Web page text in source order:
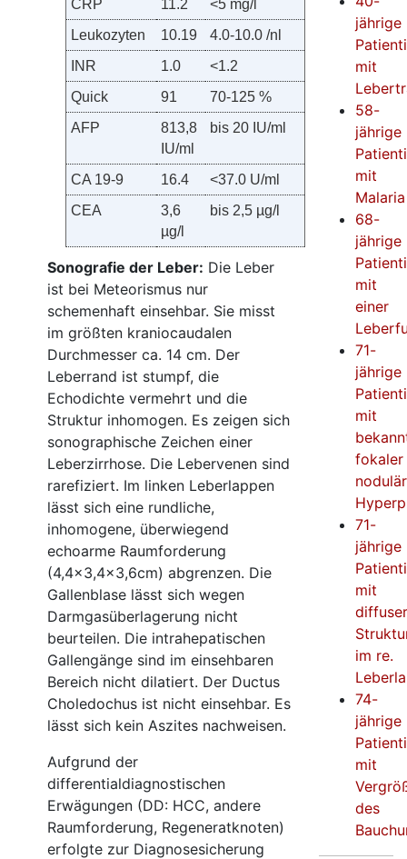
CRP 11.2
<5 mg/l
Leukozyten
10.19
4.0-10.0 /nl
INR
1.0
<1.2
Quick
91
70-125 %
AFP
813,8
IU/ml
bis 20 IU/ml
CA 19-9 16.4
<37.0 U/ml
CEA
3,6
µg/l
bis 2,5 µg/l
Sonografie der Leber: Die Leber
ist bei Meteorismus nur
schemenhaft einsehbar. Sie misst
im größten kraniocaudalen
Durchmesser ca. 14 cm. Der
Leberrand ist stumpf, die
Echodichte vermehrt und die
Struktur inhomogen. Es zeigen sich
sonographische Zeichen einer
Leberzirrhose. Die Lebervenen sind
rarefiziert. Im linken Leberlappen
lässt sich eine rundliche,
inhomogene, überwiegend
echoarme Raumforderung
(4,4×3,4×3,6cm) abgrenzen. Die
Gallenblase lässt sich wegen
Darmgasüberlagerung nicht
beurteilen. Die intrahepatischen
Gallengänge sind im einsehbaren
Bereich nicht dilatiert. Der Ductus
Choledochus ist nicht einsehbar. Es
lässt sich kein Aszites nachweisen.
Aufgrund der
differentialdiagnostischen
Erwägungen (DD: HCC, andere
Raumforderung, Regeneratknoten)
erfolgte zur Diagnosesicherung
jährige
mit
58-
jährige
mit
Malaria
68-
jährige
mit
einer
71-
jährige
mit
fokaler
71-
jährige
mit
diffuser
im re.
74-
jährige
mit
des